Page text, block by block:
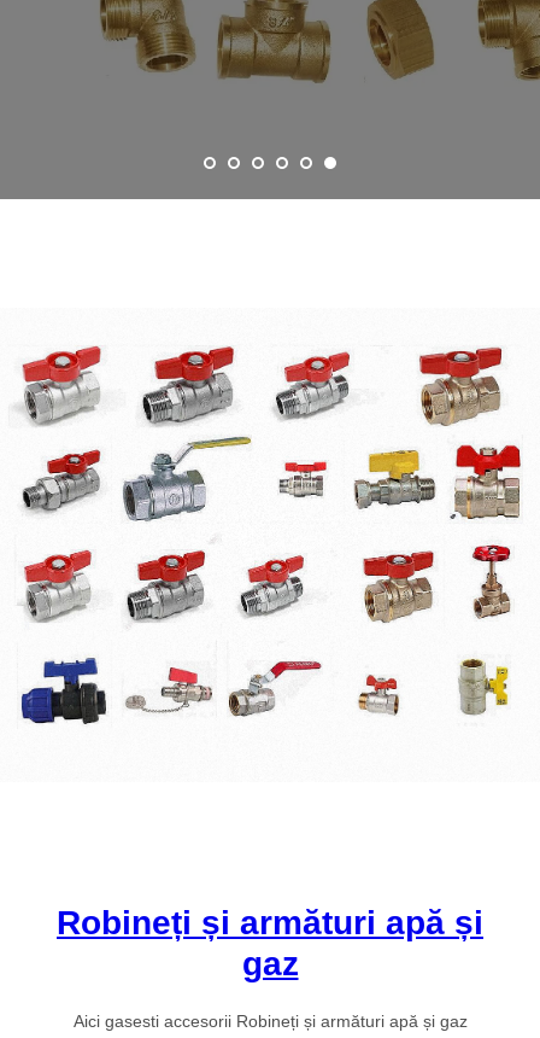
Robineți și armături apă și
gaz
Aici gasesti accesorii Robineți și armături apă și gaz